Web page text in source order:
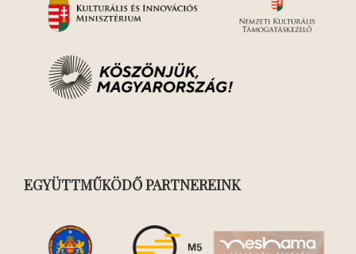
EGYÜTTMŰKÖDŐ PARTNEREINK